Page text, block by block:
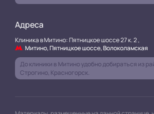
Адреса
Клиника в Митино: Пятницкое шоссе 27 к. 2 ,
Митино, Пятницкое шоссе, Волоколамская
До клиники в Митино удобно добираться из
Строгино, Красногорск.